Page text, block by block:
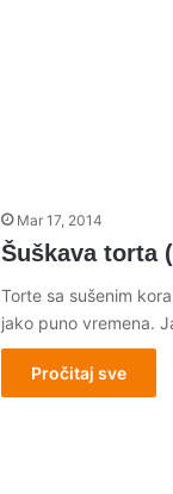
Mar 17, 2014
Šuškava torta
Torte sa sušenim
jako puno vremena.
Pročitaj sve